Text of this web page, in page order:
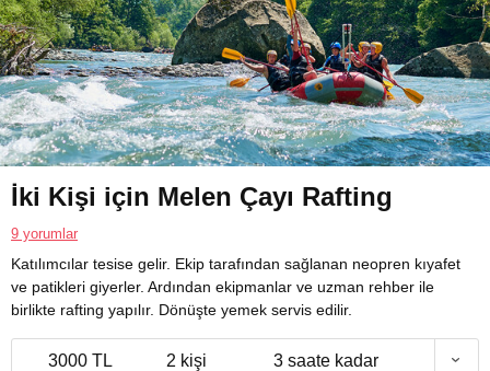
İki Kişi için Melen Çayı Rafting
9 yorumlar
Katılımcılar tesise gelir. Ekip tarafından sağlanan neopren kıyafet
ve patikleri giyerler. Ardından ekipmanlar ve uzman rehber ile
birlikte rafting yapılır. Dönüşte yemek servis edilir.
3000 TL 2 kişi 3 saate kadar